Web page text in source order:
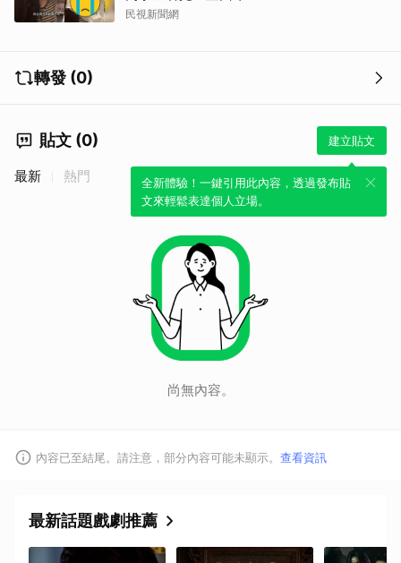
民視新聞網
轉發 (0)
貼文 (0) 建立貼文
全新體驗！一鍵引用此內容，透過發布貼
文來輕鬆表達個人立場。
最新 熱門
尚無內容。
內容已至結尾。請注意，部分內容可能未顯示。 查看資訊
最新話題戲劇推薦